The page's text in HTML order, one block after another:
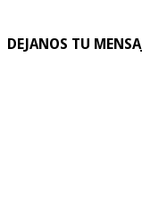
DEJANOS TU